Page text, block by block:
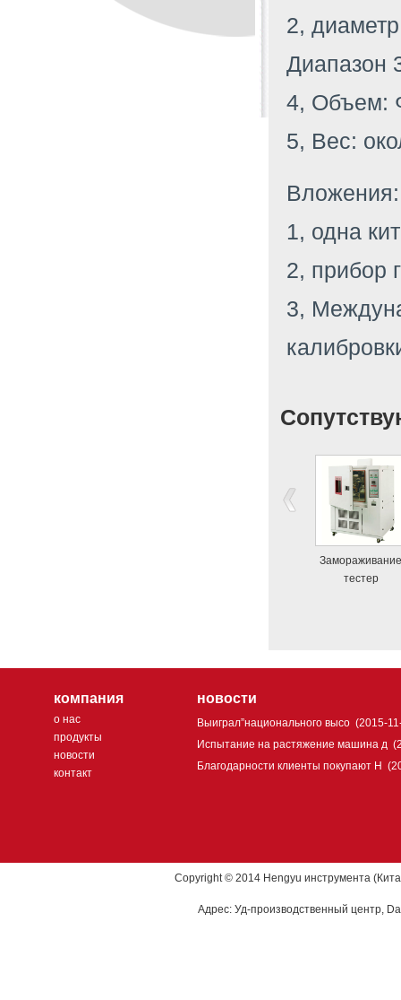
2,
Диапазон
4, Объем:
5, Вес:
Вложения:
1, одна
2, прибор
3,
Замораживание
тестер
компания
о нас
продукты
новости
контакт
новости
Выиграл”национального высо (2015-
Испытание на растяжение машина д
Благодарности клиенты покупают H
Copyright © 2014 Hengyu инструмента
Адрес: Уд-производственный центр,